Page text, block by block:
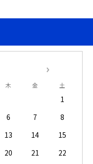
木 金 土
1
6 7
8
13 14
15
20 21
22